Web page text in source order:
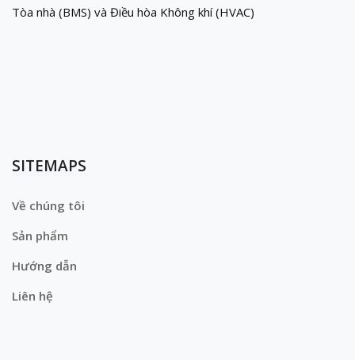
Tòa nhà (BMS) và Điều hòa Không khí (HVAC)
SITEMAPS
Về chúng tôi
Sản phẩm
Hướng dẫn
Liên hệ